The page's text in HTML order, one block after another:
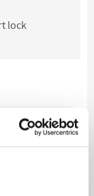
lock